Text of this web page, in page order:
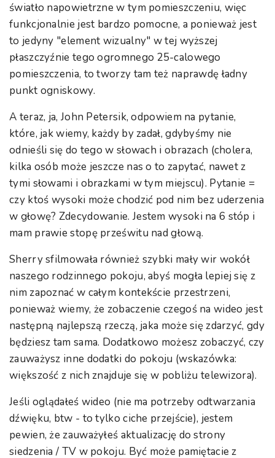
światło napowietrzne w tym pomieszczeniu, więc
funkcjonalnie jest bardzo pomocne, a ponieważ jest
to jedyny "element wizualny" w tej wyższej
płaszczyźnie tego ogromnego 25-calowego
pomieszczenia, to tworzy tam też naprawdę ładny
punkt ogniskowy.
A teraz, ja, John Petersik, odpowiem na pytanie,
które, jak wiemy, każdy by zadał, gdybyśmy nie
odnieśli się do tego w słowach i obrazach (cholera,
kilka osób może jeszcze nas o to zapytać, nawet z
tymi słowami i obrazkami w tym miejscu). Pytanie =
czy ktoś wysoki może chodzić pod nim bez uderzenia
w głowę? Zdecydowanie. Jestem wysoki na 6 stóp i
mam prawie stopę prześwitu nad głową.
Sherry sfilmowała również szybki mały wir wokół
naszego rodzinnego pokoju, abyś mogła lepiej się z
nim zapoznać w całym kontekście przestrzeni,
ponieważ wiemy, że zobaczenie czegoś na wideo jest
następną najlepszą rzeczą, jaka może się zdarzyć, gdy
będziesz tam sama. Dodatkowo możesz zobaczyć, czy
zauważysz inne dodatki do pokoju (wskazówka:
większość z nich znajduje się w pobliżu telewizora).
Jeśli oglądałeś wideo (nie ma potrzeby odtwarzania
dźwięku, btw - to tylko ciche przejście), jestem
pewien, że zauważyłeś aktualizację do strony
siedzenia / TV w pokoju. Być może pamiętacie z